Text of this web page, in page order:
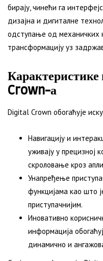
бирају, чинећи га
дизајна и дигиталне
одступање од механичких
трансформацију уз
Crown-а
Digital Crown обогаћује
Навигацију и
уживају у прецизној
скроловање кроз
Унапређење
функцијама као што
приступачнијим.
Иновативно
информација
динамично и